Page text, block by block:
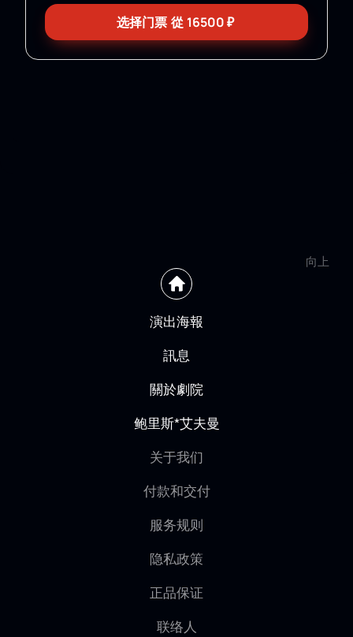
选择门票 從 16500₽
向上
演出海報
訊息
關於劇院
鲍里斯*艾夫曼
关于我们
付款和交付
服务规则
隐私政策
正品保证
联络人